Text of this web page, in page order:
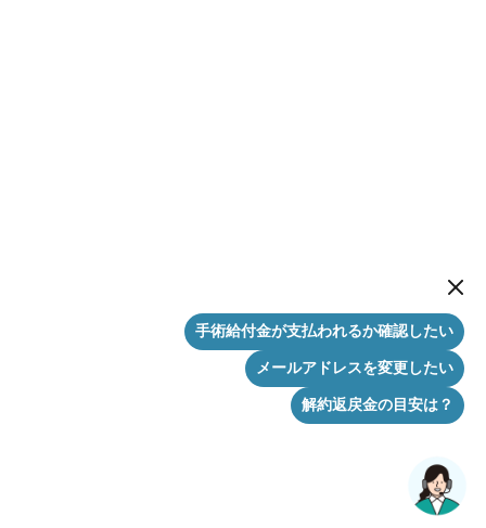
New
手術給付金が支払われるか確認したい
メールアドレスを変更したい
解約返戻金の目安は？